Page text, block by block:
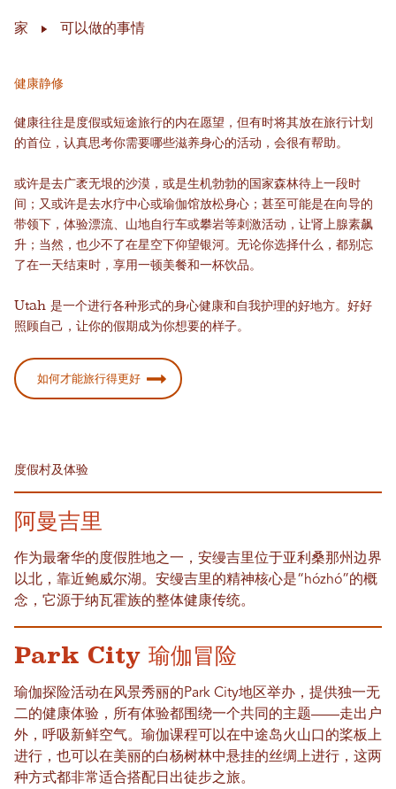
家 可以做的事情
健康静修
健康往往是度假或短途旅行的内在愿望，但有时将其放在旅行计划
的首位，认真思考你需要哪些滋养身心的活动，会很有帮助。
或许是去广袤无垠的沙漠，或是生机勃勃的国家森林待上一段时
间；又或许是去水疗中心或瑜伽馆放松身心；甚至可能是在向导的
带领下，体验漂流、山地自行车或攀岩等刺激活动，让肾上腺素飙
升；当然，也少不了在星空下仰望银河。无论你选择什么，都别忘
了在一天结束时，享用一顿美餐和一杯饮品。
Utah 是一个进行各种形式的身心健康和自我护理的好地方。好好
照顾自己，让你的假期成为你想要的样子。
如何才能旅行得更好
度假村及体验
阿曼吉里
作为最奢华的度假胜地之一，安缦吉里位于亚利桑那州边界
以北，靠近鲍威尔湖。安缦吉里的精神核心是“hózhó”的概
念，它源于纳瓦霍族的整体健康传统。
Park City 瑜伽冒险
瑜伽探险活动在风景秀丽的Park City地区举办，提供独一无
二的健康体验，所有体验都围绕一个共同的主题——走出户
外，呼吸新鲜空气。瑜伽课程可以在中途岛火山口的桨板上
进行，也可以在美丽的白杨树林中悬挂的丝绸上进行，这两
种方式都非常适合搭配日出徒步之旅。